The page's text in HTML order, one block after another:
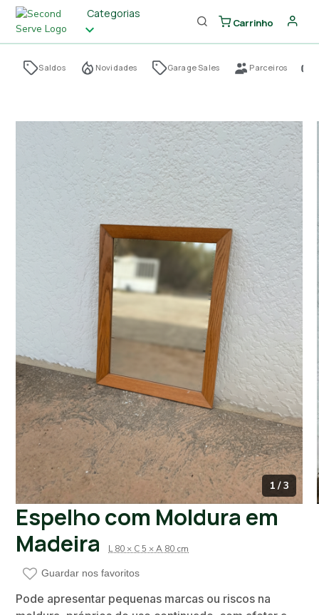
Categorias
Carrinho
Saldos Novidades Garage Sales Parceiros
1 / 3
Espelho com Moldura em
Madeira
L 80 × C 5 × A 80 cm
Guardar nos favoritos
Pode apresentar pequenas marcas ou riscos na